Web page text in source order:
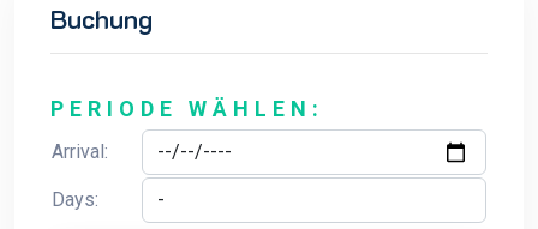
Buchung
PERIODE WÄHLEN:
Arrival:
Days: